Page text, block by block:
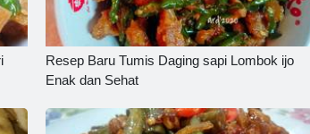
Resep Baru Tumis Daging sapi Lombok ijo
Enak dan Sehat